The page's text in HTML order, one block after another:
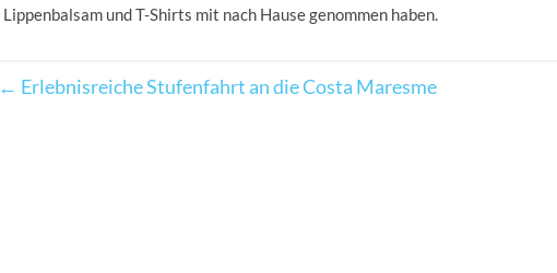
Lippenbalsam und T-Shirts mit nach Hause genommen haben.
← Erlebnisreiche Stufenfahrt an die Costa Maresme